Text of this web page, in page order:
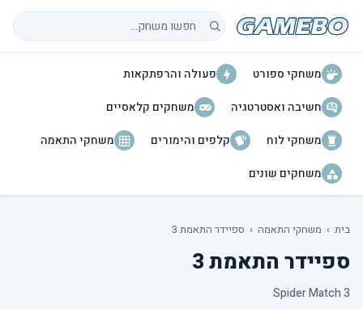
חיפוש משחקים
משחקי ספורט
פעולה והרפתקאות
חשיבה ואסטרטגיה
משחקים קלאסיים
משחקי לוח
קלפים והימורים
משחקי התאמה
משחקים שונים
בית › משחקי התאמה › ספיידר התאמת 3
ספיידר התאמת 3
Spider Match 3